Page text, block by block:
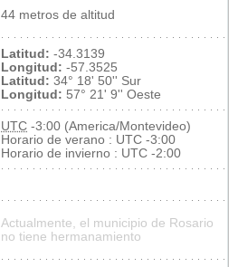
44 metros de altitud
Latitud: -34.3139
Longitud: -57.3525
Latitud: 34° 18' 50'' Sur
Longitud: 57° 21' 9'' Oeste
UTC -3:00 (America/Montevideo)
Horario de verano : UTC -3:00
Horario de invierno : UTC -2:00
Actualmente, el municipio de Rosario
no tiene hermanamiento